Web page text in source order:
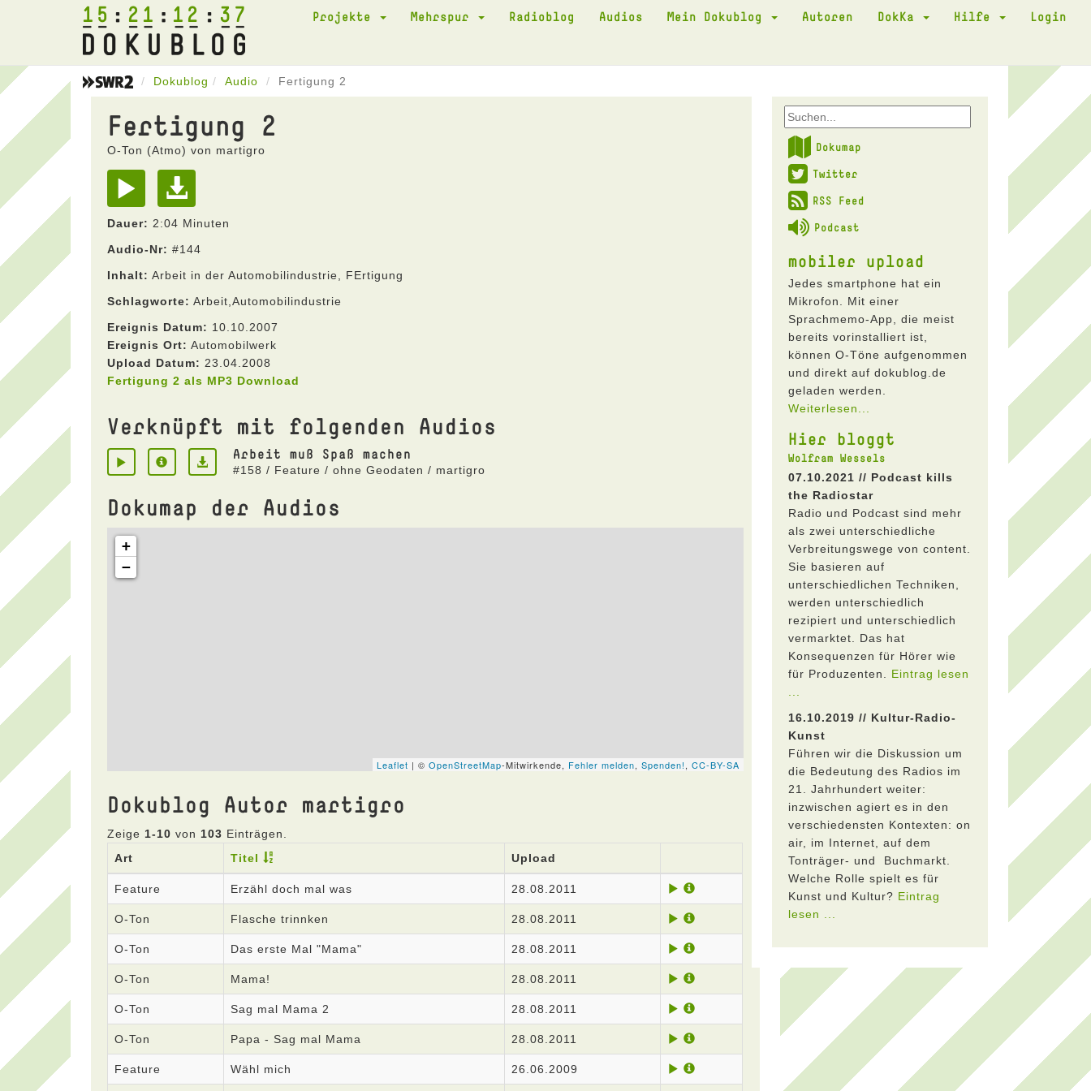
15 21 12 37 Projekte Mehrspur Radioblog Audios Mein Dokublog Autoren DokKa Hilfe Login
Dokublog Audio Fertigung 2
Fertigung 2
O-Ton (Atmo) von martigro
Dauer: 2:04 Minuten
Audio-Nr: #144
Inhalt: Arbeit in der Automobilindustrie, FErtigung
Schlagworte: Arbeit,Automobilindustrie
Ereignis Datum: 10.10.2007
Ereignis Ort: Automobilwerk
Upload Datum: 23.04.2008
Fertigung 2 als MP3 Download
Verknüpft mit folgenden Audios
Arbeit muß Spaß machen
#158 / Feature / ohne Geodaten / martigro
Dokumap der Audios
Dokublog Autor martigro
Zeige 1-10 von 103 Einträgen.
Art
Titel Upload
Feature Erzähl doch mal was 28.08.2011
O-Ton Flasche trinnken 28.08.2011
O-Ton Das erste Mal "Mama" 28.08.2011
O-Ton Mama! 28.08.2011
O-Ton Sag mal Mama 2 28.08.2011
O-Ton Papa - Sag mal Mama 28.08.2011
Feature Wähl mich 26.06.2009
Dokumap
Twitter
RSS Feed
Podcast
mobiler upload
Jedes smartphone hat ein
Mikrofon. Mit einer
Sprachmemo-App, die meist
bereits vorinstalliert ist,
können O-Töne aufgenommen
und direkt auf dokublog.de
geladen werden.
Weiterlesen...
Hier bloggt
Wolfram Wessels
07.10.2021 // Podcast kills
the Radiostar
Radio und Podcast sind mehr
als zwei unterschiedliche
Verbreitungswege von content.
Sie basieren auf
unterschiedlichen Techniken,
werden unterschiedlich
rezipiert und unterschiedlich
vermarktet. Das hat
Konsequenzen für Hörer wie
für Produzenten. Eintrag lesen
16.10.2019 // Kultur-Radio-
Kunst
Führen wir die Diskussion um
die Bedeutung des Radios im
21. Jahrhundert weiter:
inzwischen agiert es in den
verschiedensten Kontexten: on
air, im Internet, auf dem
Tonträger- und Buchmarkt.
Welche Rolle spielt es für
Kunst und Kultur? Eintrag
lesen ...